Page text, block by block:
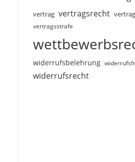
vertrag vertragsrecht
vertragsstrafe
widerrufsbelehrung
widerrufsrecht